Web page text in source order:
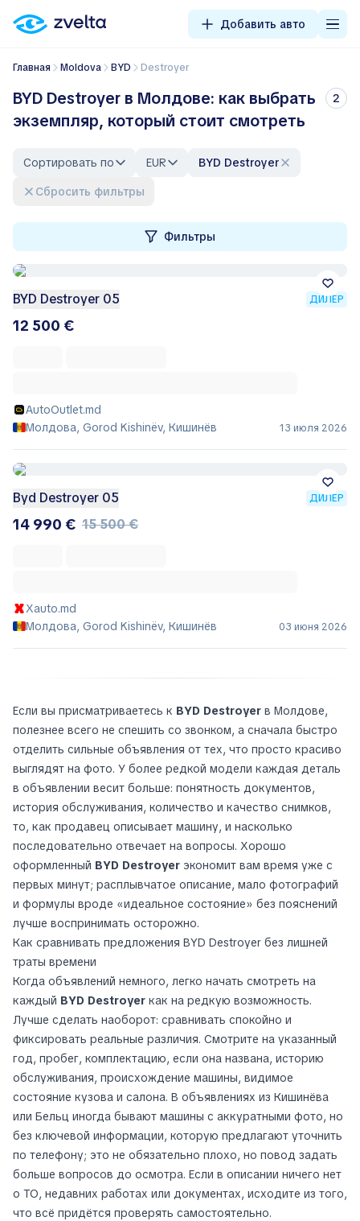
Добавить авто
Главная Moldova BYD Destroyer
BYD Destroyer в Молдове: как выбрать
экземпляр, который стоит смотреть
2
Сортировать по EUR
BYD Destroyer
Сбросить фильтры
Фильтры
BYD Destroyer 05 ДИЛЕР
12 500 €
AutoOutlet.md
Молдова, Gorod Kishinëv, Кишинёв
13 июля 2026
Byd Destroyer 05 ДИЛЕР
14 990 € 15 500 €
Xauto.md
Молдова, Gorod Kishinëv, Кишинёв
03 июня 2026
Если вы присматриваетесь к BYD Destroyer в Молдове,
полезнее всего не спешить со звонком, а сначала быстро
отделить сильные объявления от тех, что просто красиво
выглядят на фото. У более редкой модели каждая деталь
в объявлении весит больше: понятность документов,
история обслуживания, количество и качество снимков,
то, как продавец описывает машину, и насколько
последовательно отвечает на вопросы. Хорошо
оформленный BYD Destroyer экономит вам время уже с
первых минут; расплывчатое описание, мало фотографий
и формулы вроде «идеальное состояние» без пояснений
лучше воспринимать осторожно.
Как сравнивать предложения BYD Destroyer без лишней
траты времени
Когда объявлений немного, легко начать смотреть на
каждый BYD Destroyer как на редкую возможность.
Лучше сделать наоборот: сравнивать спокойно и
фиксировать реальные различия. Смотрите на указанный
год, пробег, комплектацию, если она названа, историю
обслуживания, происхождение машины, видимое
состояние кузова и салона. В объявлениях из Кишинёва
или Бельц иногда бывают машины с аккуратными фото, но
без ключевой информации, которую предлагают уточнить
по телефону; это не обязательно плохо, но повод задать
больше вопросов до осмотра. Если в описании ничего нет
о ТО, недавних работах или документах, исходите из того,
что всё придётся проверять самостоятельно.